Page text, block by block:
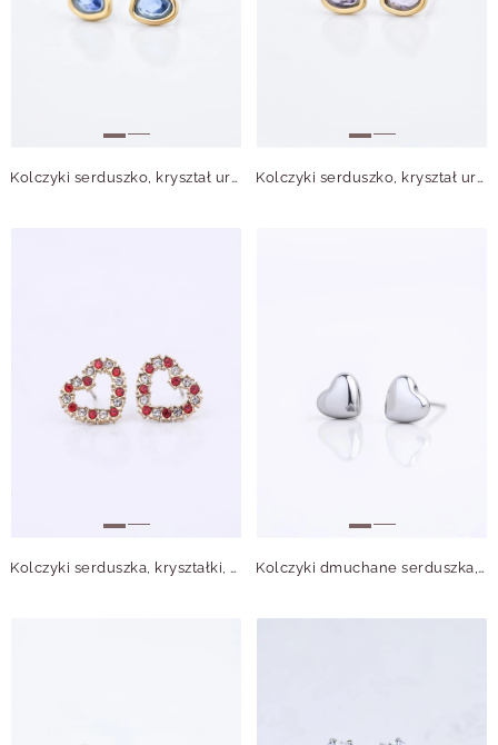
Kolczyki serduszko, kryształ urodzeniowy Marzec, stal pozłacana S210757Z00 Kolczyki serduszko, kryształ urodzeniowy Czerwiec, stal pozłacana S210761Z00
Kolczyki serduszka, kryształki, stal pozłacana S212769Z00 Kolczyki dmuchane serduszka, stal S209969S00